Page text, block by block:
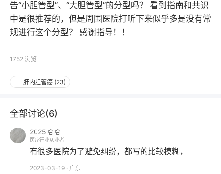
告“小胆管型”、“大胆管型”的分型吗？ 看到指南和共识
中是很推荐的，但是周围医院打听下来似乎多是没有常
规进行这个分型？ 感谢指导！！
1752 浏览
肝内胆管癌 (23)
全部讨论(6)
2025哈哈
医疗行业从业者
有很多医院为了避免纠纷，都写的比较模糊，
2023-03-19 · 广东